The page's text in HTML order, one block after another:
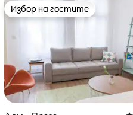
Избор на гостите
Избор на гостите